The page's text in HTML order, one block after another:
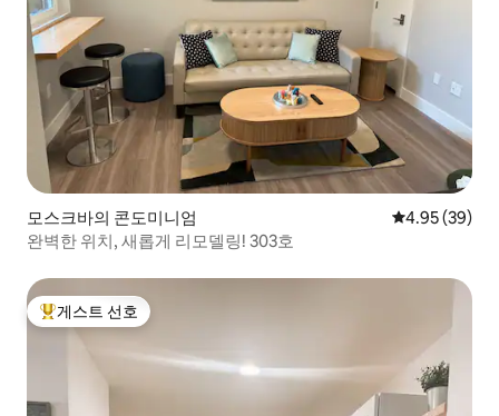
모스크바의 콘도미니엄 평점 4.95점(5
4.95 (39)
완벽한 위치, 새롭게 리모델링! 303호
상위 게스트 선호
게스트 선호